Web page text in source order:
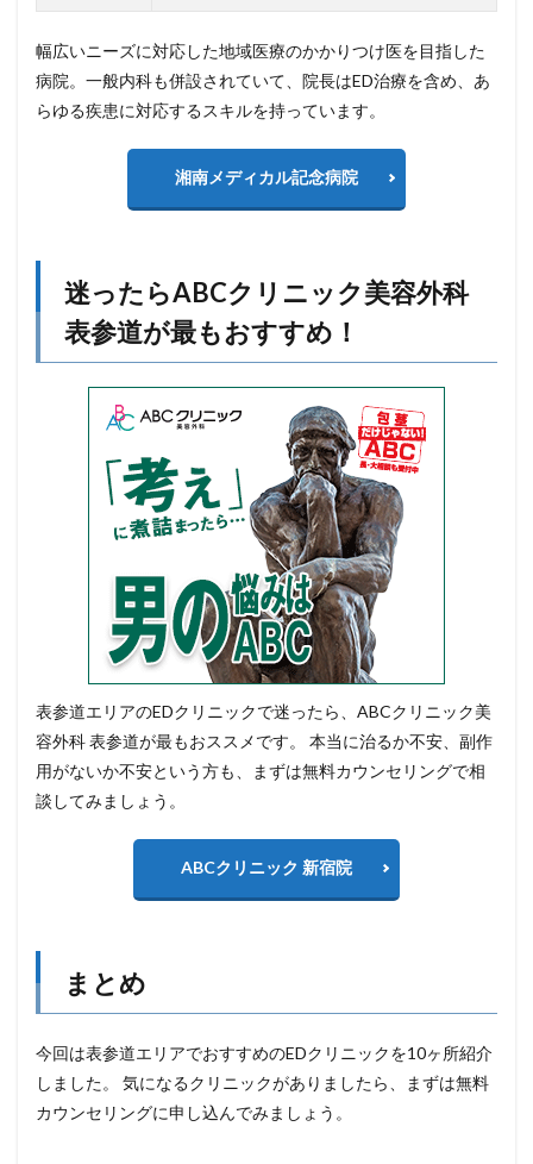
幅広いニーズに対応した地域医療のかかりつけ医を目指した
病院。一般内科も併設されていて、院長はED治療を含め、あ
らゆる疾患に対応するスキルを持っています。
湘南メディカル記念病院
迷ったらABCクリニック美容外科
表参道が最もおすすめ！
表参道エリアのEDクリニックで迷ったら、ABCクリニック美
容外科 表参道が最もおススメです。 本当に治るか不安、副作
用がないか不安という方も、まずは無料カウンセリングで相
談してみましょう。
ABCクリニック 新宿院
まとめ
今回は表参道エリアでおすすめのEDクリニックを10ヶ所紹介
しました。 気になるクリニックがありましたら、まずは無料
カウンセリングに申し込んでみましょう。